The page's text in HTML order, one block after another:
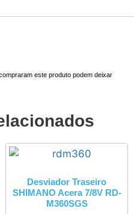
este produto podem deixar
Desviador Traseiro
SHIMANO Acera 7/8V RD-
M360SGS